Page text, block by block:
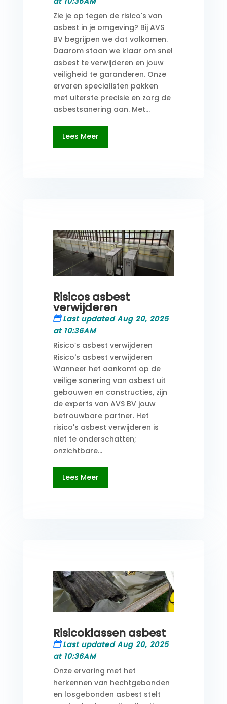
Zie je op tegen de risico's van
asbest in je omgeving? Bij AVS
BV begrijpen we dat volkomen.
Daarom staan we klaar om snel
asbest te verwijderen en jouw
veiligheid te garanderen. Onze
ervaren specialisten pakken
met uiterste precisie en zorg de
asbestsanering aan. Met...
Lees Meer
Risicos asbest
verwijderen
Last updated Aug 20, 2025
at 10:36AM
Risico’s asbest verwijderen
Risico's asbest verwijderen
Wanneer het aankomt op de
veilige sanering van asbest uit
gebouwen en constructies, zijn
de experts van AVS BV jouw
betrouwbare partner. Het
risico's asbest verwijderen is
niet te onderschatten;
onzichtbare...
Lees Meer
Risicoklassen asbest
Last updated Aug 20, 2025
at 10:36AM
Onze ervaring met het
herkennen van hechtgebonden
en losgebonden asbest stelt